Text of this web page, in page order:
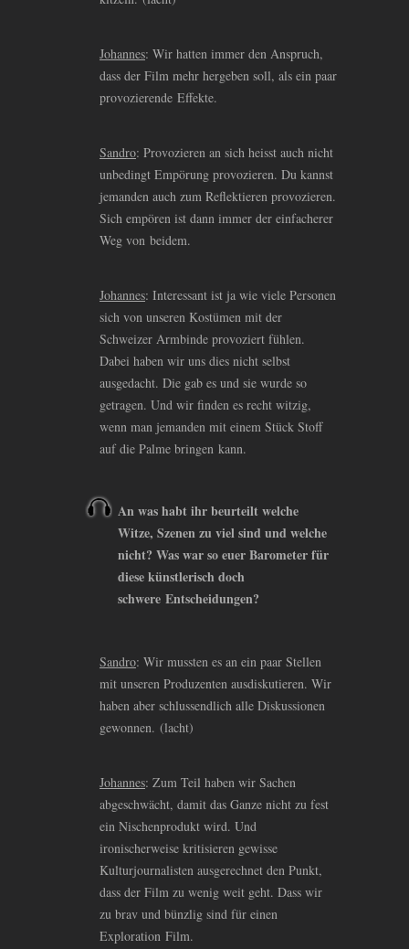
Johannes: Wir hatten immer den Anspruch,
dass der Film mehr hergeben soll, als ein paar
provozierende Effekte.
Sandro: Provozieren an sich heisst auch nicht
unbedingt Empörung provozieren. Du kannst
jemanden auch zum Reflektieren provozieren.
Sich empören ist dann immer der einfacherer
Weg von beidem.
Johannes: Interessant ist ja wie viele Personen
sich von unseren Kostümen mit der
Schweizer Armbinde provoziert fühlen.
Dabei haben wir uns dies nicht selbst
ausgedacht. Die gab es und sie wurde so
getragen. Und wir finden es recht witzig,
wenn man jemanden mit einem Stück Stoff
auf die Palme bringen kann.
An was habt ihr beurteilt welche
Witze, Szenen zu viel sind und welche
nicht? Was war so euer Barometer für
diese künstlerisch doch
schwere Entscheidungen?
Sandro: Wir mussten es an ein paar Stellen
mit unseren Produzenten ausdiskutieren. Wir
haben aber schlussendlich alle Diskussionen
gewonnen. (lacht)
Johannes: Zum Teil haben wir Sachen
abgeschwächt, damit das Ganze nicht zu fest
ein Nischenprodukt wird. Und
ironischerweise kritisieren gewisse
Kulturjournalisten ausgerechnet den Punkt,
dass der Film zu wenig weit geht. Dass wir
zu brav und bünzlig sind für einen
Exploration Film.